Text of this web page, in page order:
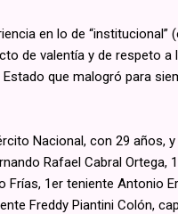
en lo de “institucional”
de valentía y de respeto
que malogró para
Nacional, con 29 años,
Rafael Cabral Ortega,
1er teniente Antonio
Freddy Piantini Colón,